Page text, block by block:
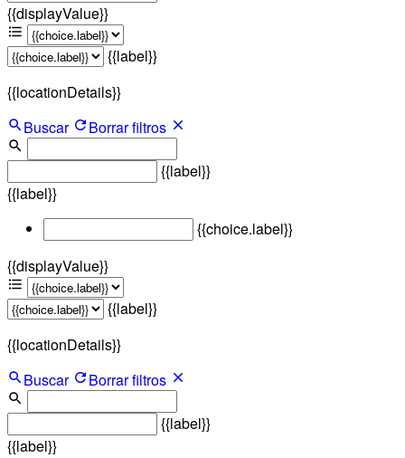
{{displayValue}}
{{label}}
{{locationDetails}}
Buscar
Borrar filtros
{{label}}
{{label}}
{{choice.label}}
{{displayValue}}
{{label}}
{{locationDetails}}
Buscar
Borrar filtros
{{label}}
{{label}}